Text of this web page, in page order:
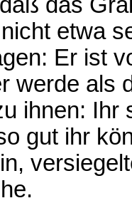
etwa
Er ist
werde als
ihnen: Ihr
gut ihr